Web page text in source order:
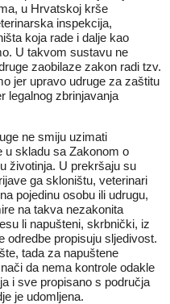
u Hrvatskoj krše
inspekcija,
koja rade i dalje kao
U takvom sustavu ne
zaobilaze zakon radi tzv.
jer upravo udruge za zaštitu
legalnog zbrinjavanja
ne smiju uzimati
u skladu sa Zakonom o
životinja. U prekršaju su
ga skloništu, veterinari
pojedinu osobu ili udrugu,
na takva nezakonita
li napušteni, skrbnički, iz
odredbe propisuju sljedivost.
tada za napuštene
da nema kontrole odakle
i sve propisano s područja
je udomljena.